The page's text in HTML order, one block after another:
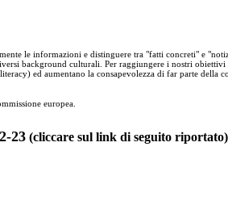
le informazioni e distinguere tra "fatti concreti" e
background culturali. Per raggiungere i nostri
ed aumentano la consapevolezza di far parte della
europea.
23 (cliccare sul link di seguito